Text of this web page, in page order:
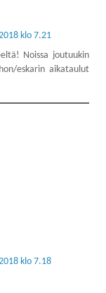
klo 7.21
Noissa joutuukin
eskarin aikataulut
klo 7.18